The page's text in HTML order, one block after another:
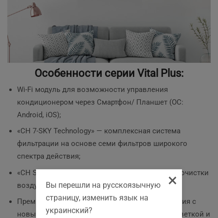
Особенности серии Vital Plus:
Wi-Fi модуль для возможности управления
кондиционером через Смартфон/ Планшет (ОС:
Android, iOS);
«CH 7-SKY Technology» — комплексная система
фильтрации на основе семи фильтров широкого
спектра действия;
«CH SMART-ION Filter» — технология тотальной очистки
воздуха нового поколения;
Премиальный пульт дистанционного управления с
новым эргономичным корпусом, ночной подсветкой и
×
Вы перешли на русскоязычную
страницу, изменить язык на
украинский?